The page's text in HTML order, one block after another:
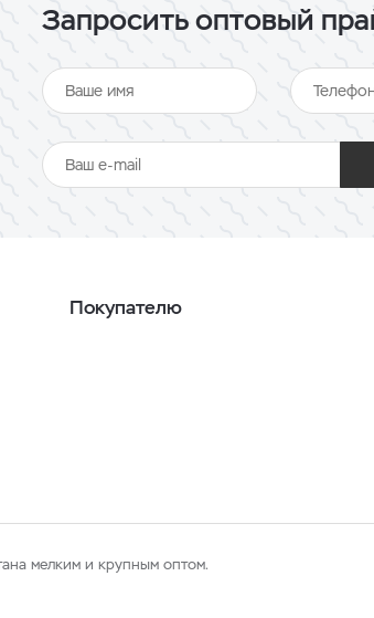
Запросить оптовый
Покупателю
мелким и крупным оптом.